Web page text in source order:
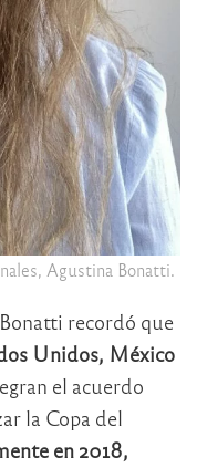
Agustina Bonatti.
recordó que
Unidos, México
el acuerdo
la Copa del
en 2018,